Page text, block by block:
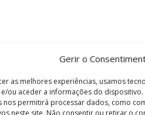
Gerir o
as melhores experiências, usamos
ou aceder a informações do dispositivo.
nos permitirá processar dados, como
neste site. Não consentir ou retirar o